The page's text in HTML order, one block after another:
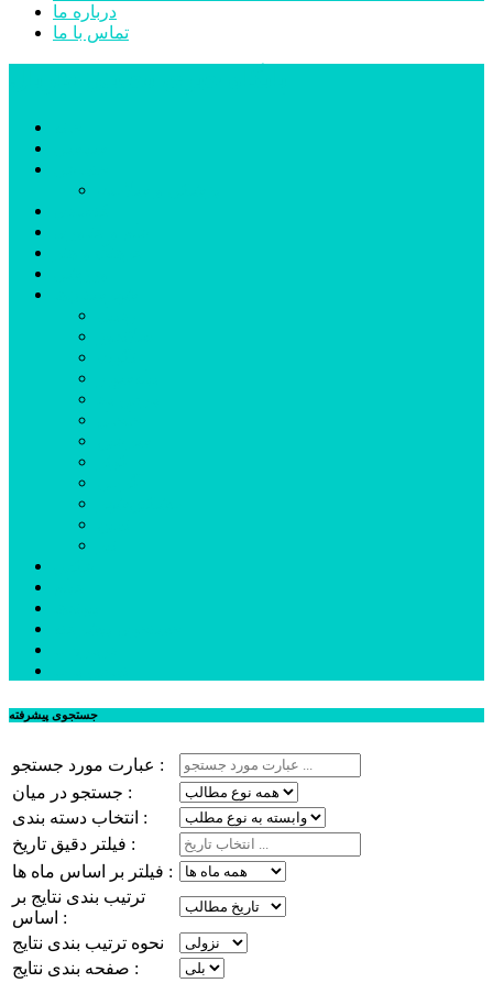
درباره ما
تماس با ما
جستجوی پیشرفته
عبارت مورد جستجو :
جستجو در میان :
انتخاب دسته بندی :
فیلتر دقیق تاریخ :
فیلتر بر اساس ماه ها :
ترتیب بندی نتایج بر
اساس :
نحوه ترتیب بندی نتایج
صفحه بندی نتایج :